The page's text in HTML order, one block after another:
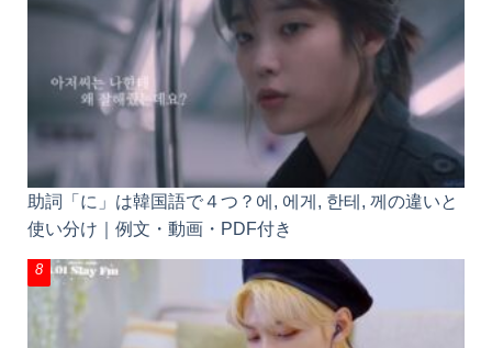
助詞「に」は韓国語で４つ？에, 에게, 한테, 께の違い
と使い分け｜例文・動画・PDF付き